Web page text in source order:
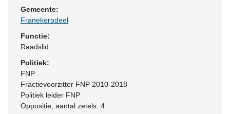
Gemeente:
Franekeradeel
Functie:
Raadslid
Politiek:
FNP
Fractievoorzitter FNP 2010-2018
Politiek leider FNP
Oppositie , aantal zetels: 4